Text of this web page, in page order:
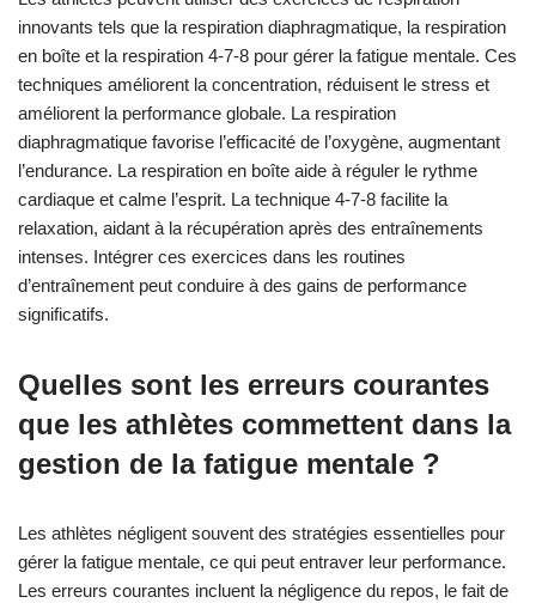
innovants tels que la respiration diaphragmatique, la respiration
en boîte et la respiration 4-7-8 pour gérer la fatigue mentale. Ces
techniques améliorent la concentration, réduisent le stress et
améliorent la performance globale. La respiration
diaphragmatique favorise l’efficacité de l’oxygène, augmentant
l’endurance. La respiration en boîte aide à réguler le rythme
cardiaque et calme l’esprit. La technique 4-7-8 facilite la
relaxation, aidant à la récupération après des entraînements
intenses. Intégrer ces exercices dans les routines
d’entraînement peut conduire à des gains de performance
significatifs.
Quelles sont les erreurs courantes
que les athlètes commettent dans la
gestion de la fatigue mentale ?
Les athlètes négligent souvent des stratégies essentielles pour
gérer la fatigue mentale, ce qui peut entraver leur performance.
Les erreurs courantes incluent la négligence du repos, le fait de